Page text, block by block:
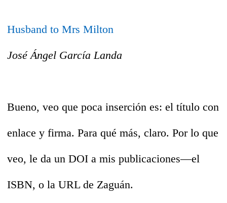
Husband to Mrs Milton
José Ángel García Landa
Bueno, veo que poca inserción es: el título con
enlace y firma. Para qué más, claro. Por lo que
veo, le da un DOI a mis publicaciones—el
ISBN, o la URL de Zaguán.